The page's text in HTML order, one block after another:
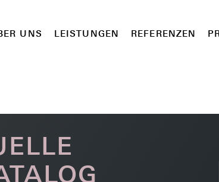
UNS LEISTUNGEN REFERENZEN